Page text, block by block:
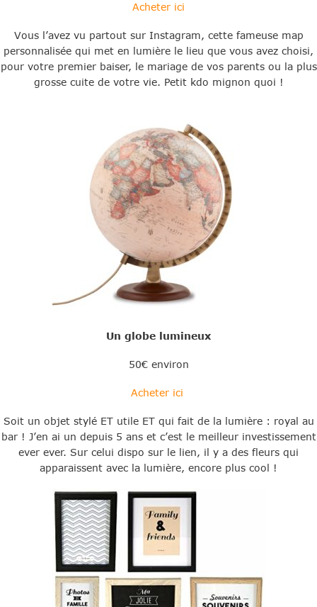
Acheter ici
Vous l’avez vu partout sur Instagram, cette fameuse map
personnalisée qui met en lumière le lieu que vous avez choisi,
pour votre premier baiser, le mariage de vos parents ou la plus
grosse cuite de votre vie. Petit kdo mignon quoi !
Un globe lumineux
50€ environ
Acheter ici
Soit un objet stylé ET utile ET qui fait de la lumière : royal au
bar ! J’en ai un depuis 5 ans et c’est le meilleur investissement
ever ever. Sur celui dispo sur le lien, il y a des fleurs qui
apparaissent avec la lumière, encore plus cool !